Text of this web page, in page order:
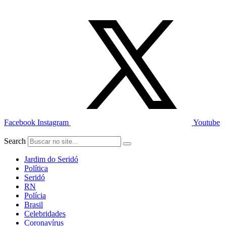
Facebook Instagram Youtube
Search
Jardim do Seridó
Política
Seridó
RN
Polícia
Brasil
Celebridades
Coronavírus